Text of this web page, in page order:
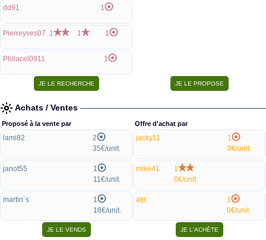
dd91 1
Pierreyves07 1 1 1
Philacel0911 1
Achats / Ventes
Proposé à la vente par
lami82
2
35€/unit.
janot55
1
11€/unit.
martin`s
1
18€/unit.
Offre d'achat par
jacky11
1
0€/unit.
mike41
1
0€/unit.
atjt
1
0€/unit.